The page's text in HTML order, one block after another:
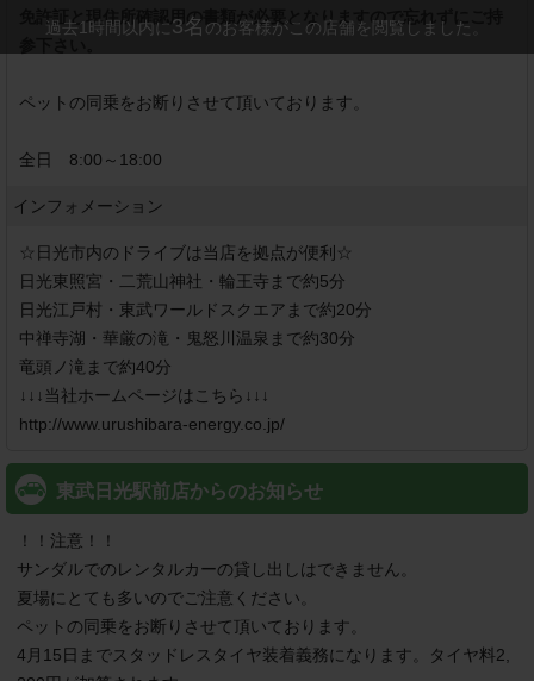
免許証と現住所確認用の書類が必要となりますので忘れずにご持
ペットの同乗をお断りさせて頂いております。
全日　8:00～18:00
インフォメーション
☆日光市内のドライブは当店を拠点が便利☆
日光東照宮・二荒山神社・輪王寺まで約5分
日光江戸村・東武ワールドスクエアまで約20分
中禅寺湖・華厳の滝・鬼怒川温泉まで約30分
竜頭ノ滝まで約40分
↓↓↓当社ホームページはこちら↓↓↓
http://www.urushibara-energy.co.jp/
東武日光駅前店からのお知らせ
！！注意！！
サンダルでのレンタルカーの貸し出しはできません。
夏場にとても多いのでご注意ください。
ペットの同乗をお断りさせて頂いております。
4月15日までスタッドレスタイヤ装着義務になります。タイヤ料2,
過去1時間以内に3名のお客様がこの店舗を閲覧しました。